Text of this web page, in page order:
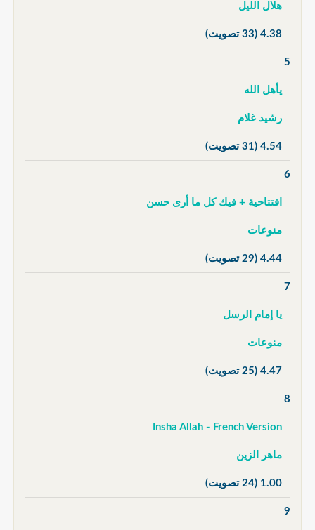
هلال الليل
4.38 (33 تصويت)
5
يأهل الله
رشيد غلام
4.54 (31 تصويت)
6
افتتاحية + فيك كل ما أرى حسن
منوعات
4.44 (29 تصويت)
7
يا إمام الرسل
منوعات
4.47 (25 تصويت)
8
Insha Allah - French Version
ماهر الزين
1.00 (24 تصويت)
9